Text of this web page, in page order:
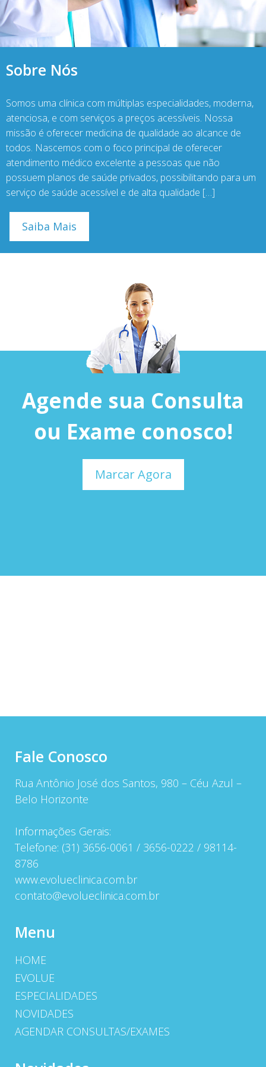
Sobre Nós
Somos uma clínica com múltiplas especialidades, moderna,
atenciosa, e com serviços a preços acessíveis. Nossa
missão é oferecer medicina de qualidade ao alcance de
todos. Nascemos com o foco principal de oferecer
atendimento médico excelente a pessoas que não
possuem planos de saúde privados, possibilitando para um
serviço de saúde acessível e de alta qualidade […]
Saiba Mais
Agende sua Consulta
ou Exame conosco!
Marcar Agora
Fale Conosco
Rua Antônio José dos Santos, 980 – Céu Azul –
Belo Horizonte
Informações Gerais:
Telefone: (31) 3656-0061 / 3656-0222 / 98114-
8786
www.evolueclinica.com.br
contato@evolueclinica.com.br
Menu
HOME
EVOLUE
ESPECIALIDADES
NOVIDADES
AGENDAR CONSULTAS/EXAMES